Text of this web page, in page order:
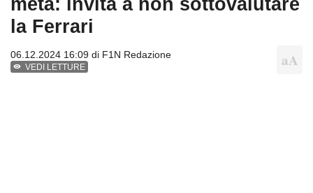
la Ferrari
06.12.2024 16:09 di F1N Redazione
VEDI LETTURE